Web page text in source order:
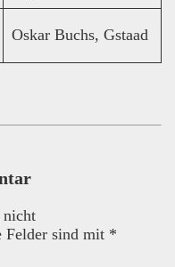
Oskar Buchs, Gstaad
nicht
Felder sind mit *